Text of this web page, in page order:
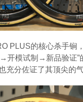
PLUS的核心杀手锏
模试制→新品验证”
充分佐证了其顶尖的气